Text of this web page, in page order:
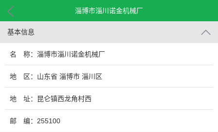
淄博市淄川诺金机械厂
基本信息
名 称：淄博市淄川诺金机械厂
地 区：山东省 淄博市 淄川区
地 址：昆仑镇西龙角村西
邮 编：255100